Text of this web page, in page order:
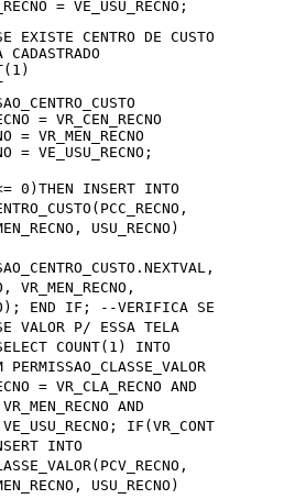
= VE_USU_RECNO;
EXISTE CENTRO DE CUSTO
= VR_CEN_RECNO
= VR_MEN_RECNO
= VE_USU_RECNO;
0)THEN INSERT INTO
USU_RECNO)
VR_MEN_RECNO,
END IF; --VERIFICA SE
VALOR P/ ESSA TELA
COUNT(1) INTO
PERMISSAO_CLASSE_VALOR
= VR_CLA_RECNO AND
AND
IF(VR_CONT
INTO
USU_RECNO)